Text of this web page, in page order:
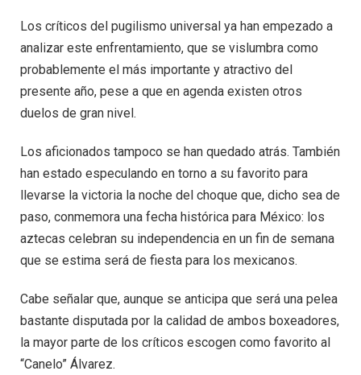
Los críticos del pugilismo universal ya han empezado a
analizar este enfrentamiento, que se vislumbra como
probablemente el más importante y atractivo del
presente año, pese a que en agenda existen otros
duelos de gran nivel.
Los aficionados tampoco se han quedado atrás. También
han estado especulando en torno a su favorito para
llevarse la victoria la noche del choque que, dicho sea de
paso, conmemora una fecha histórica para México: los
aztecas celebran su independencia en un fin de semana
que se estima será de fiesta para los mexicanos.
Cabe señalar que, aunque se anticipa que será una pelea
bastante disputada por la calidad de ambos boxeadores,
la mayor parte de los críticos escogen como favorito al
“Canelo” Álvarez.